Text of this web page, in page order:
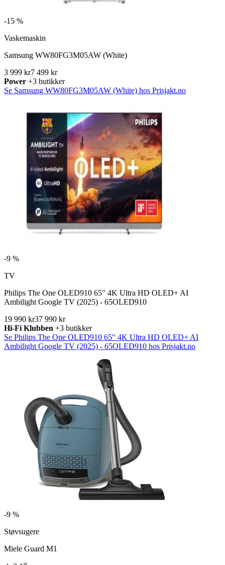
-15 %
Vaskemaskin
Samsung WW80FG3M05AW (White)
3 999 kr7 499 kr
Power +3 butikker
Se Samsung WW80FG3M05AW (White) hos Prisjakt.no
-9 %
TV
Philips The One OLED910 65" 4K Ultra HD OLED+ AI
Ambilight Google TV (2025) - 65OLED910
19 990 kr37 990 kr
Hi-Fi Klubben +3 butikker
Se Philips The One OLED910 65" 4K Ultra HD OLED+ AI
Ambilight Google TV (2025) - 65OLED910 hos Prisjakt.no
-9 %
Støvsugere
Miele Guard M1